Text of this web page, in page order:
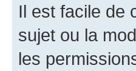
Il est facile de
sujet ou la
les